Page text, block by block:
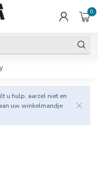
0
u hulp, aarzel niet en
uw winkelmandje